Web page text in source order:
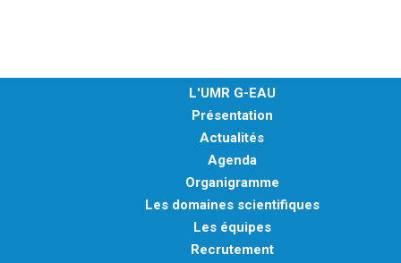
L'UMR G-EAU
Présentation
Actualités
Agenda
Organigramme
Les domaines scientifiques
Les équipes
Recrutement